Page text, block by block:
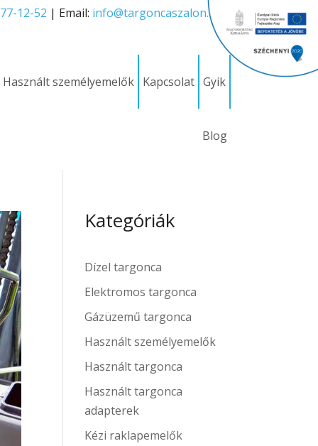
12-52 | Email: info@targoncaszalon.hu
Használt személyemelők Kapcsolat Gyik
Blog
Kategóriák
Dízel targonca
Elektromos targonca
Gázüzemű targonca
Használt személyemelők
Használt targonca
Használt targonca
adapterek
Kézi raklapemelők